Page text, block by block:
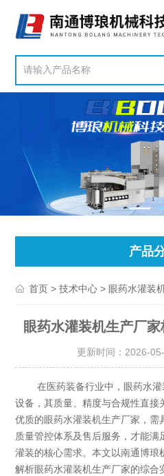
产品
首页 >技术中心 > 眼药水灌装
眼药水灌装机生产厂
更新时间：2026-
在医药装备行业中，眼药水灌
设备，其质量、精度与合规性直接
优质的眼药水灌装机生产厂家，需
质量管控体系及售后服务，才能
灌装的核心需求。本文以南通博琅
解析眼药水灌装机生产厂家的综合